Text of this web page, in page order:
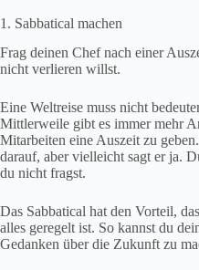
1. Sabbatical machen
Frag deinen Chef nach einer
nicht verlieren willst.
Eine Weltreise muss nicht
Mittlerweile gibt es immer mehr
Mitarbeiten eine Auszeit zu
darauf, aber vielleicht sagt er ja.
du nicht fragst.
Das Sabbatical hat den Vorteil,
alles geregelt ist. So kannst du
Gedanken über die Zukunft zu